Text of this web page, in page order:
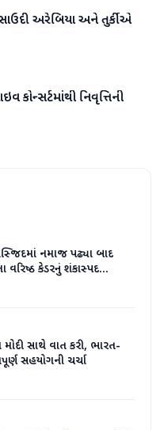
સાઉદી અરેબિયા અને તુર્કીએ
કોન્સર્ટમાંથી નિવૃત્તિની
નમાજ પઢ્યા બાદ
કેડરનું શંકાસ્પદ
સાથે વાત કરી, ભારત-
સહયોગની ચર્ચા